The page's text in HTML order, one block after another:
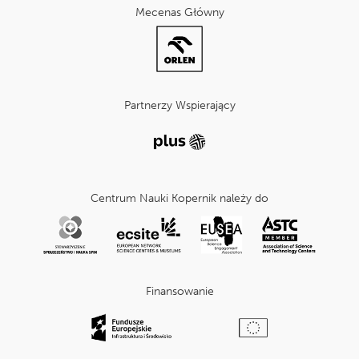
Mecenas Główny
Partnerzy Wspierający
Centrum Nauki Kopernik należy do
Finansowanie